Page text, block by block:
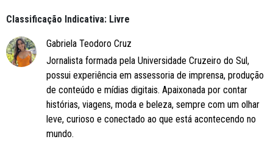
Classificação Indicativa: Livre
Gabriela Teodoro Cruz
Jornalista formada pela Universidade Cruzeiro do Sul,
possui experiência em assessoria de imprensa, produção
de conteúdo e mídias digitais. Apaixonada por contar
histórias, viagens, moda e beleza, sempre com um olhar
leve, curioso e conectado ao que está acontecendo no
mundo.